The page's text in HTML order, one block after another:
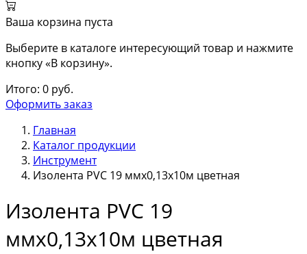
Ваша корзина пуста
Выберите в каталоге интересующий товар и нажмите
кнопку «В корзину».
Итого: 0 руб.
Оформить заказ
Главная
Каталог продукции
Инструмент
Изолента PVC 19 ммх0,13х10м цветная
Изолента PVC 19
ммх0,13х10м цветная